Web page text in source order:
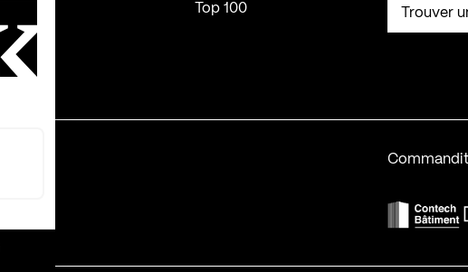
Top 100 Trouver